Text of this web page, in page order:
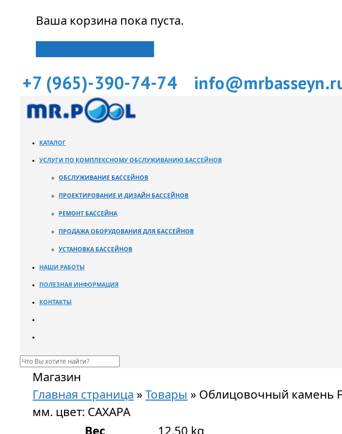
Ваша корзина пока пуста.
+7 (965)-390-74-74
КАТАЛОГ
УСЛУГИ ПО КОМПЛЕКСНОМУ ОБСЛУЖИВАНИЮ БАССЕЙНОВ
ОБСЛУЖИВАНИЕ БАССЕЙНОВ
ПРОЕКТИРОВАНИЕ И ДИЗАЙН БАССЕЙНОВ
РЕМОНТ БАССЕЙНА
ПРОДАЖА ОБОРУДОВАНИЯ ДЛЯ БАССЕЙНОВ
УСТАНОВКА БАССЕЙНОВ
НАШИ РАБОТЫ
ПОЛЕЗНАЯ ИНФОРМАЦИЯ
КОНТАКТЫ
Магазин
Главная страница »Товары » Облицовочный камень
мм. цвет: САХАРА
Вес
12.50 kg